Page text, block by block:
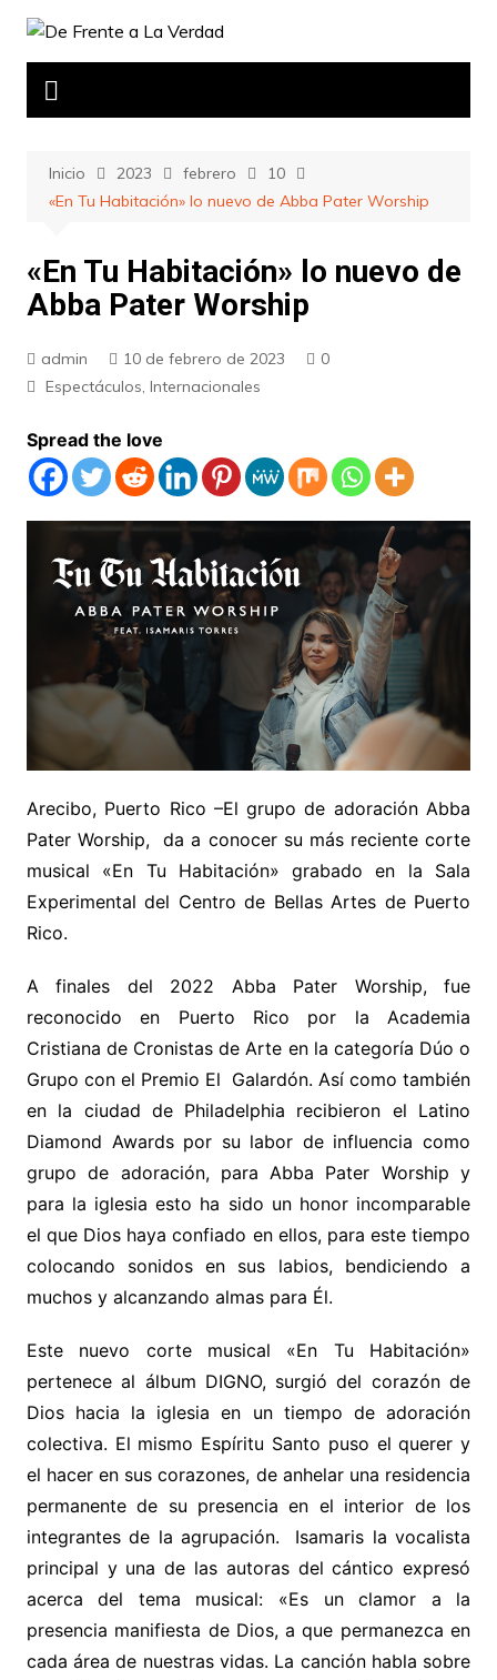
Saltar
contenido
Inicio 2023 febrero
10
«En Tu Habitación» lo nuevo de Abba Pater Worship
«En Tu Habitación» lo nuevo de
Abba Pater Worship
admin 10 de febrero de 2023
0
Espectáculos, Internacionales
Spread the love
Arecibo, Puerto Rico –El grupo de adoración Abba
Pater Worship, da a conocer su más reciente corte
musical «En Tu Habitación» grabado en la Sala
Experimental del Centro de Bellas Artes de Puerto
Rico.
A finales del 2022 Abba Pater Worship, fue
reconocido en Puerto Rico por la Academia
Cristiana de Cronistas de Arte en la categoría Dúo o
Grupo con el Premio El Galardón. Así como también
en la ciudad de Philadelphia recibieron el Latino
Diamond Awards por su labor de influencia como
grupo de adoración, para Abba Pater Worship y
para la iglesia esto ha sido un honor incomparable
el que Dios haya confiado en ellos, para este tiempo
colocando sonidos en sus labios, bendiciendo a
muchos y alcanzando almas para Él.
Este nuevo corte musical «En Tu Habitación»
pertenece al álbum DIGNO, surgió del corazón de
Dios hacia la iglesia en un tiempo de adoración
colectiva. El mismo Espíritu Santo puso el querer y
el hacer en sus corazones, de anhelar una residencia
permanente de su presencia en el interior de los
integrantes de la agrupación. Isamaris la vocalista
principal y una de las autoras del cántico expresó
acerca del tema musical: «Es un clamor a la
presencia manifiesta de Dios, a que permanezca en
cada área de nuestras vidas. La canción habla sobre